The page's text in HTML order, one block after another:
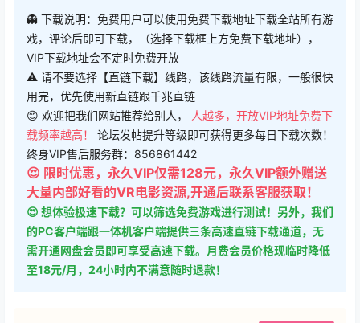
👻 下载说明：免费用户可以使用免费下载地址下载全站所有游
戏，评论后即可下载，（选择下载框上方免费下载地址），
VIP下载地址会不定时免费开放
⚠ 请不要选择【直链下载】线路，该线路流量有限，一般很快
用完，优先使用新直链跟千兆直链
😊 欢迎把我们网站推荐给别人，
人越多，开放VIP地址免费下
载频率越高！ 论坛发帖提升等级即可获得更多每日下载次数！
终身VIP售后服务群：856861442
😍 限时优惠，永久VIP仅需128元，永久VIP额外赠送
大量内部好看的VR电影资源,开通后联系客服获取！
😍 想体验极速下载？可以筛选免费游戏进行测试！另外，我们
的PC客户端跟一体机客户端提供三条高速直链下载通道，无
需开通网盘会员即可享受高速下载。月费会员价格现临时降低
至18元/月，24小时内不满意随时退款！